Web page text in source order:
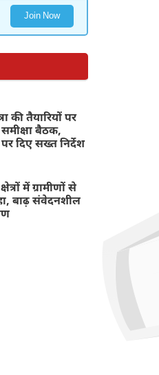
Join Now
की तैयारियों पर
बैठक,
दिए सख्त निर्देश
में ग्रामीणों से
बाढ़ संवेदनशील